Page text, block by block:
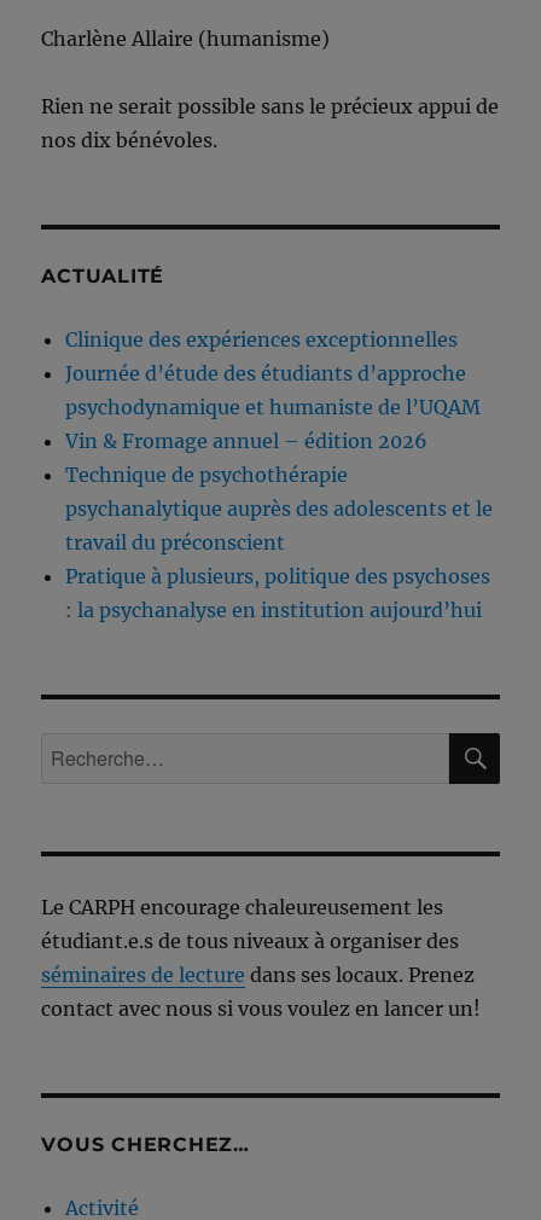
Charlène Allaire (humanisme)
Rien ne serait possible sans le précieux appui de
nos dix bénévoles.
ACTUALITÉ
Clinique des expériences exceptionnelles
Journée d’étude des étudiants d’approche
psychodynamique et humaniste de l’UQAM
Vin & Fromage annuel – édition 2026
Technique de psychothérapie
psychanalytique auprès des adolescents et le
travail du préconscient
Pratique à plusieurs, politique des psychoses
: la psychanalyse en institution aujourd’hui
Recherche
Le CARPH encourage chaleureusement les
étudiant.e.s de tous niveaux à organiser des
séminaires de lecture dans ses locaux. Prenez
contact avec nous si vous voulez en lancer un!
VOUS CHERCHEZ…
Activité